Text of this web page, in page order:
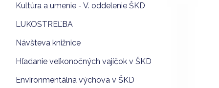
Kultúra a umenie - V. oddelenie ŠKD
LUKOSTREĽBA
Návšteva knižnice
Hľadanie veľkonočných vajíčok v ŠKD
Environmentálna výchova v ŠKD